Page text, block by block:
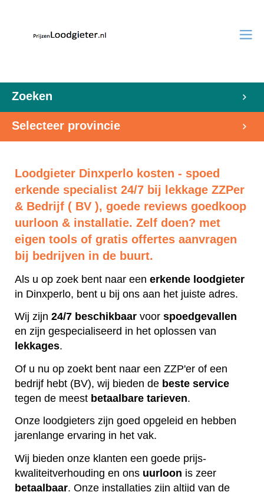
Zoeken
Selecteer provincie
Loodgieter Dinxperlo kosten - spoed
erkende specialist 24/7 bij lekkage ZZPer
& Bedrijf ( BV ), goede reviews goedkoop
uurloon & installatie. Zelf doen? met
eigen tools of gratis offertes aanvragen
bij bedrijven in de buurt.
Als u op zoek bent naar een erkende loodgieter
in Dinxperlo, bent u bij ons aan het juiste adres.
Wij zijn 24/7 beschikbaar voor spoedgevallen
en zijn gespecialiseerd in het oplossen van
lekkages.
Of u nu op zoekt bent naar een ZZP'er of een
bedrijf hebt (BV), wij bieden de beste service
tegen de meest betaalbare tarieven.
Onze loodgieters zijn goed opgeleid en hebben
jarenlange ervaring in het vak.
Wij bieden onze klanten een goede prijs-
kwaliteitverhouding en ons uurloon is zeer
betaalbaar. Onze installaties zijn altijd van de